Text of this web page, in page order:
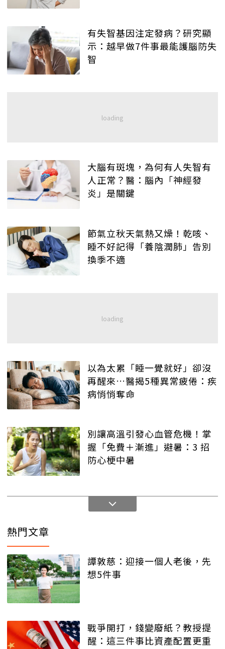
有失智基因注定發病？研究顯
示：越早做7件事最能護腦防失
智
大腦有斑塊，為何有人失智有
人正常？醫：腦內「神經發
炎」是關鍵
節氣立秋天氣熱又燥！乾咳、
睡不好記得「養陰潤肺」告別
換季不適
以為太累「睡一覺就好」卻沒
再醒來…醫揭5種異常疲倦：疾
病悄悄奪命
別讓高溫引發心血管危機！掌
握「免費＋漸進」避暑：3 招
防心梗中暑
熱門文章
譚敦慈：迎接一個人老後，先
想5件事
戰爭開打，錢變廢紙？教授提
醒：這三件事比資產配置更重